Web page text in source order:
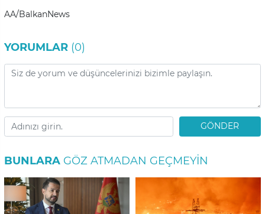
AA/BalkanNews
YORUMLAR (0)
GÖNDER
BUNLARA GÖZ ATMADAN GEÇMEYIN